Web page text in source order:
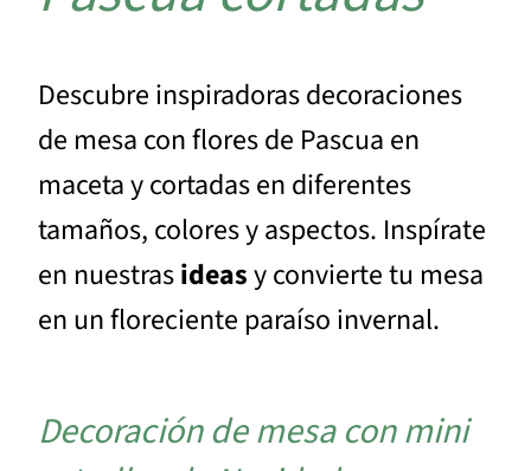
Descubre inspiradoras decoraciones
de mesa con flores de Pascua en
maceta y cortadas en diferentes
tamaños, colores y aspectos. Inspírate
en nuestrasideasy convierte tu mesa
en un floreciente paraíso invernal.
Decoración de mesa con mini